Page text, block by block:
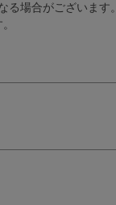
場合がございます。